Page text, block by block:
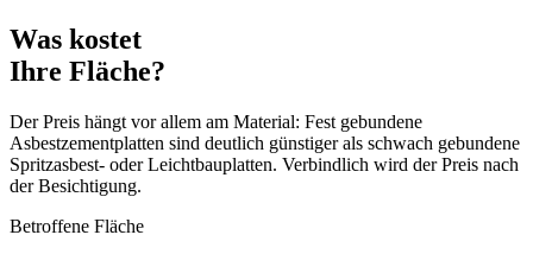
Was kostet
Ihre Fläche?
Der Preis hängt vor allem am Material: Fest gebundene
Asbestzementplatten sind deutlich günstiger als schwach gebundene
Spritzasbest- oder Leichtbauplatten. Verbindlich wird der Preis nach
der Besichtigung.
Betroffene Fläche